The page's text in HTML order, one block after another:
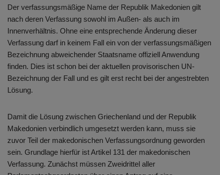
Der verfassungsmäßige Name der Republik Makedonien gilt
nach deren Verfassung sowohl im Außen- als auch im
Innenverhältnis. Ohne eine entsprechende Änderung dieser
Verfassung darf in keinem Fall ein von der verfassungsmäßigen
Bezeichnung abweichender Staatsname offiziell Anwendung
finden. Dies ist schon bei der aktuellen provisorischen UN-
Bezeichnung der Fall und es gilt erst recht bei der angestrebten
Lösung.
Damit die Lösung zwischen Griechenland und der Republik
Makedonien verbindlich umgesetzt werden kann, muss sie
zuvor Teil der makedonischen Verfassungsordnung geworden
sein. Grundlage hierfür ist Artikel 131 der makedonischen
Verfassung. Zunächst müssen Zweidrittel aller